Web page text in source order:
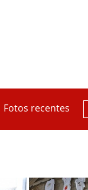
Fotos recentes